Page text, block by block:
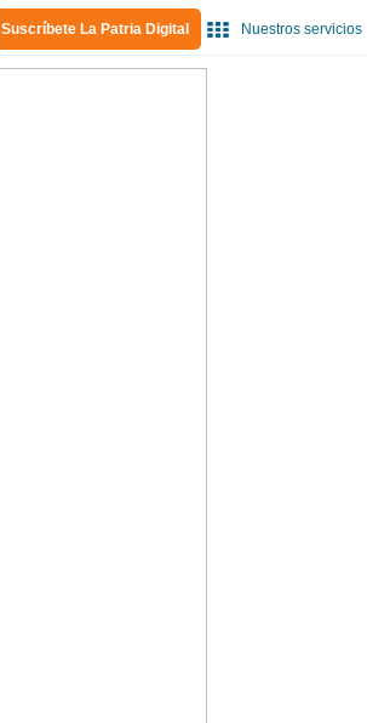
Suscríbete La Patria Digital Nuestros servicios